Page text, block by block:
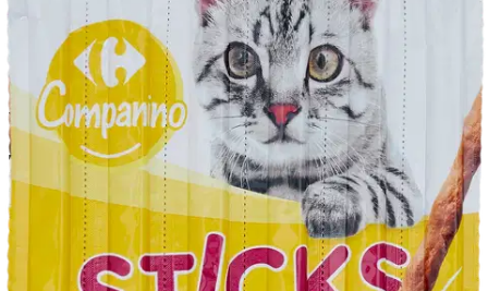
Tarkista myymäläsaatavuus
Tuotekuvaus
Yksittäispakattu kanaherkku kissallesi. Täydennysravinto kissalle.